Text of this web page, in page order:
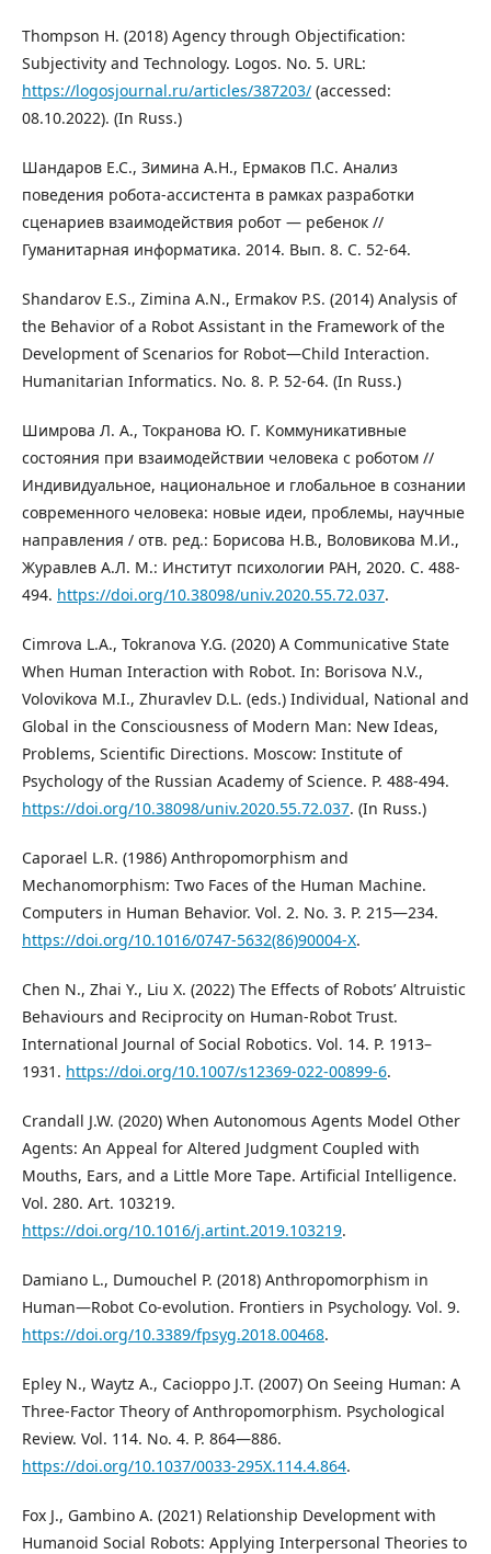
Thompson H. (2018) Agency through Objectification:
Subjectivity and Technology. Logos. No. 5. URL:
https://logosjournal.ru/articles/387203/ (accessed:
08.10.2022). (In Russ.)
Шандаров Е.С., Зимина А.Н., Ермаков П.С. Анализ
поведения робота-ассистента в рамках разработки
сценариев взаимодействия робот — ребенок //
Гуманитарная информатика. 2014. Вып. 8. С. 52-64.
Shandarov E.S., Zimina A.N., Ermakov P.S. (2014) Analysis of
the Behavior of a Robot Assistant in the Framework of the
Development of Scenarios for Robot—Child Interaction.
Humanitarian Informatics. No. 8. P. 52-64. (In Russ.)
Шимрова Л. А., Токранова Ю. Г. Коммуникативные
состояния при взаимодействии человека с роботом //
Индивидуальное, национальное и глобальное в сознании
современного человека: новые идеи, проблемы, научные
направления / отв. ред.: Борисова Н.В., Воловикова М.И.,
Журавлев А.Л. М.: Институт психологии РАН, 2020. С. 488-
494. https://doi.org/10.38098/univ.2020.55.72.037.
Cimrova L.A., Tokranova Y.G. (2020) A Communicative State
When Human Interaction with Robot. In: Borisova N.V.,
Volovikova M.I., Zhuravlev D.L. (eds.) Individual, National and
Global in the Consciousness of Modern Man: New Ideas,
Problems, Scientific Directions. Moscow: Institute of
Psychology of the Russian Academy of Science. P. 488-494.
https://doi.org/10.38098/univ.2020.55.72.037. (In Russ.)
Caporael L.R. (1986) Anthropomorphism and
Mechanomorphism: Two Faces of the Human Machine.
Computers in Human Behavior. Vol. 2. No. 3. P. 215—234.
https://doi.org/10.1016/0747-5632(86)90004-X.
Chen N., Zhai Y., Liu X. (2022) The Effects of Robots’ Altruistic
Behaviours and Reciprocity on Human-Robot Trust.
International Journal of Social Robotics. Vol. 14. P. 1913–
1931. https://doi.org/10.1007/s12369-022-00899-6.
Crandall J.W. (2020) When Autonomous Agents Model Other
Agents: An Appeal for Altered Judgment Coupled with
Mouths, Ears, and a Little More Tape. Artificial Intelligence.
Vol. 280. Art. 103219.
https://doi.org/10.1016/j.artint.2019.103219.
Damiano L., Dumouchel P. (2018) Anthropomorphism in
Human—Robot Co-evolution. Frontiers in Psychology. Vol. 9.
https://doi.org/10.3389/fpsyg.2018.00468.
Epley N., Waytz A., Cacioppo J.T. (2007) On Seeing Human: A
Three-Factor Theory of Anthropomorphism. Psychological
Review. Vol. 114. No. 4. P. 864—886.
https://doi.org/10.1037/0033-295X.114.4.864.
Fox J., Gambino A. (2021) Relationship Development with
Humanoid Social Robots: Applying Interpersonal Theories to